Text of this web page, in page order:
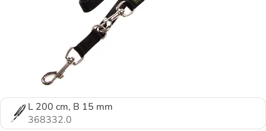
L 200 cm, B 15 mm
368332.0